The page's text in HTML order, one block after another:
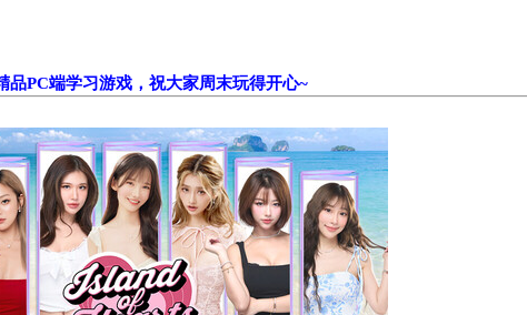
品PC端学习游戏，祝大家周末玩得开心~